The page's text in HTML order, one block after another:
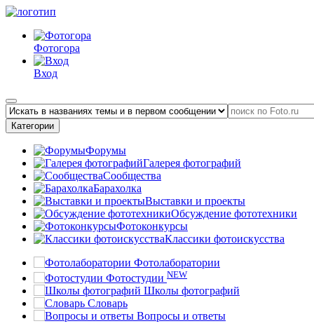
Фотогора
Вход
Категории
Форумы
Галерея фотографий
Сообщества
Барахолка
Выставки и проекты
Обсуждение фототехники
Фотоконкурсы
Классики фотоискусства
Фотолаборатории
Фотостудии NEW
Школы фотографий
Словарь
Вопросы и ответы